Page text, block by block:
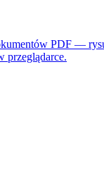
PDF —
przeglądarce.